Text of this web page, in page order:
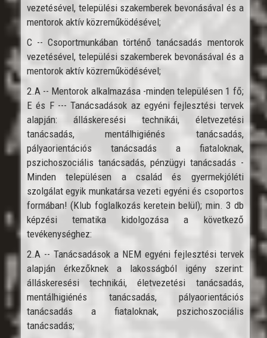
vezetésével, települési szakemberek bevonásával és a
mentorok aktív közreműködésével;
C -- Csoportmunkában történő tanácsadás mentorok
vezetésével, települési szakemberek bevonásával és a
mentorok aktív közreműködésével;
2.A -- Mentorok alkalmazása -minden településen 1 fő;
E és F --- Tanácsadások az egyéni fejlesztési tervek
alapján: álláskeresési technikái, életvezetési
tanácsadás, mentálhigiénés tanácsadás,
pályaorientációs tanácsadás a fiataloknak,
pszichoszociális tanácsadás, pénzügyi tanácsadás -
Minden településen a család és gyermekjóléti
szolgálat egyik munkatársa vezeti egyéni és csoportos
formában! (Klub foglalkozás keretein belül); min. 3 db
képzési tematika kidolgozása a következő
tevékenységhez:
2.A -- Tanácsadások a NEM egyéni fejlesztési tervek
alapján érkezőknek a lakosságból igény szerint:
álláskeresési technikái, életvezetési tanácsadás,
mentálhigiénés tanácsadás, pályaorientációs
tanácsadás a fiataloknak, pszichoszociális
tanácsadás;